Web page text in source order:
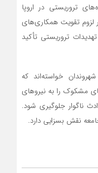
تروریستی در اروپا
لزوم تقویت همکاری‌های
تروریستی تأکید
خواسته‌اند که
مشکوک را به نیروهای
ناگوار جلوگیری شود.
نقش بسزایی دارد.